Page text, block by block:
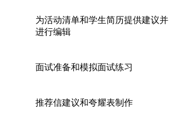
为活动清单和学生简历提供建议并
进行编辑
面试准备和模拟面试练习
推荐信建议和夸耀表制作